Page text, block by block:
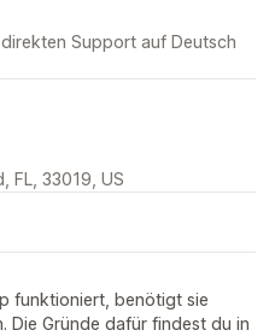
Support auf Deutsch
FL, 33019, US
funktioniert, benötigt sie
Die Gründe dafür findest du in